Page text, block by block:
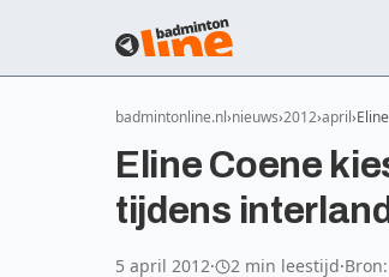
badmintonline.nl nieuws 2012 april
Eline Coene
tijdens
5 april 2012· 2 min leestijd·